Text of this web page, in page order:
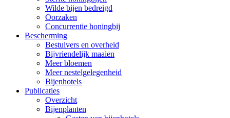
Wilde bijen bedreigd
Oorzaken
Concurrentie honingbij
Bescherming
Bestuivers en overheid
Bijvriendelijk maaien
Meer bloemen
Meer nestelgelegenheid
Bijenhotels
Publicaties
Overzicht
Bijenplanten